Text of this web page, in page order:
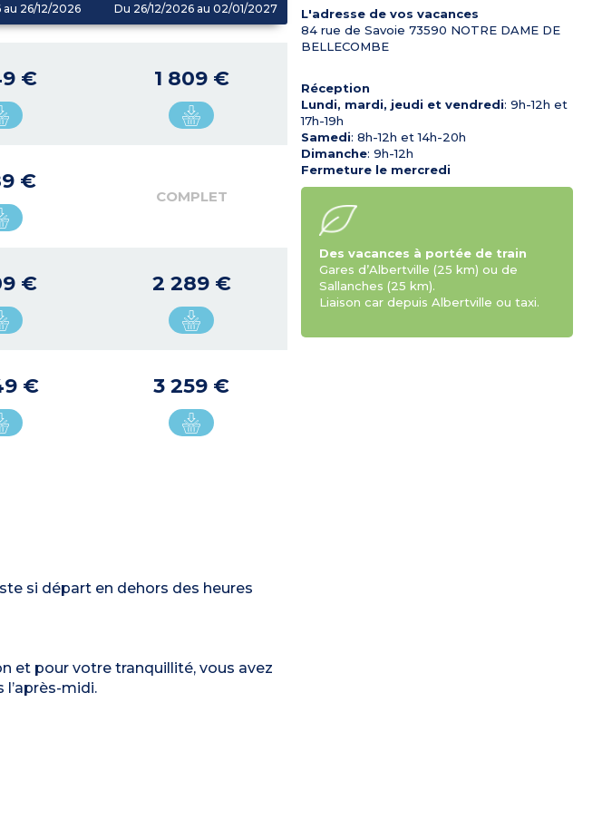
au 26/12/2026 Du 26/12/2026 au 02/01/2027
€ 1 809 €
€
COMPLET
€ 2 289 €
€ 3 259 €
si départ en dehors des heures
et pour votre tranquillité, vous avez
midi.
L'adresse de vos vacances
84 rue de Savoie 73590 NOTRE DAME DE
BELLECOMBE
Réception
Lundi, mardi, jeudi et vendredi: 9h-12h et
17h-19h
Samedi: 8h-12h et 14h-20h
Dimanche: 9h-12h
Fermeture le mercredi
Des vacances à portée de train
Gares d’Albertville (25 km) ou de
Sallanches (25 km).
Liaison car depuis Albertville ou taxi.